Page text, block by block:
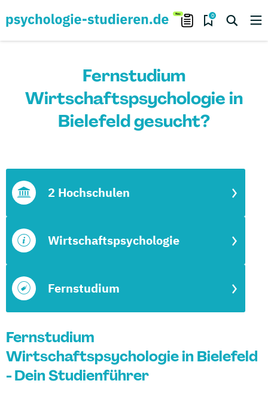
0
Fernstudium
Wirtschaftspsychologie in
Bielefeld gesucht?
Fernstudium
Wirtschaftspsychologie
2 Hochschulen
Fernstudium
Wirtschaftspsychologie in Bielefeld
- Dein Studienführer